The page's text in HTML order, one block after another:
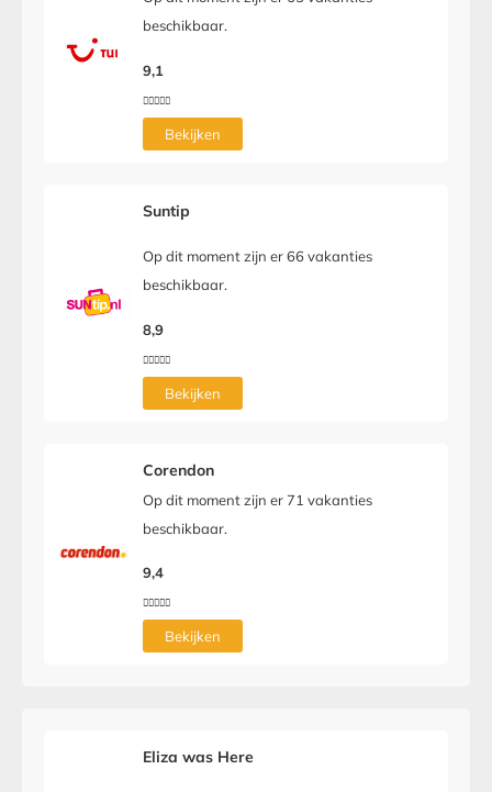
beschikbaar.
9,1

Bekijken
Suntip
Op dit moment zijn er 66 vakanties
beschikbaar.
8,9

Bekijken
Corendon
Op dit moment zijn er 71 vakanties
beschikbaar.
9,4

Bekijken
Eliza was Here